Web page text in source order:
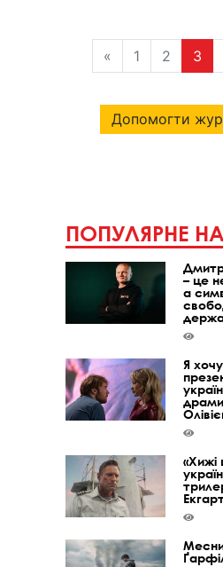
« 1 2 3
Допомогти
ПОПУЛЯРНЕ
– це
а
Я
драми
«Хижі